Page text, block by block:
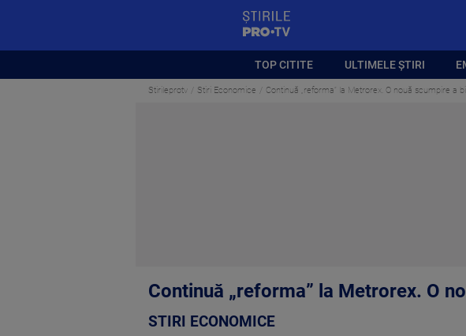
TOP CITITE ULTIMELE ȘTIRI
Stirileprotv Stiri Economice Continuă „reforma” la Metrorex. O nouă scumpire a
Continuă „reforma” la Metrorex. O
STIRI ECONOMICE